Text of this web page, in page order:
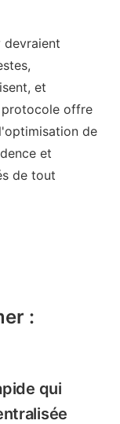
devraient
et
protocole offre
de
et
de tout
:
qui